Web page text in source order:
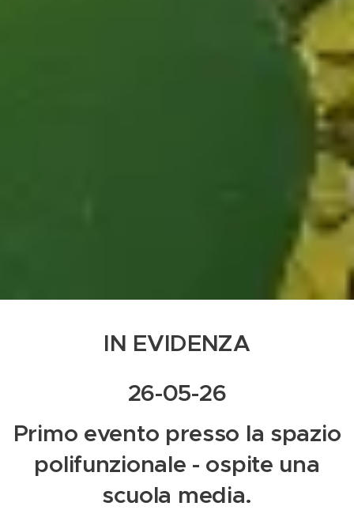
IN EVIDENZA
26-05-26
Primo evento presso la spazio
polifunzionale - ospite una
scuola media.